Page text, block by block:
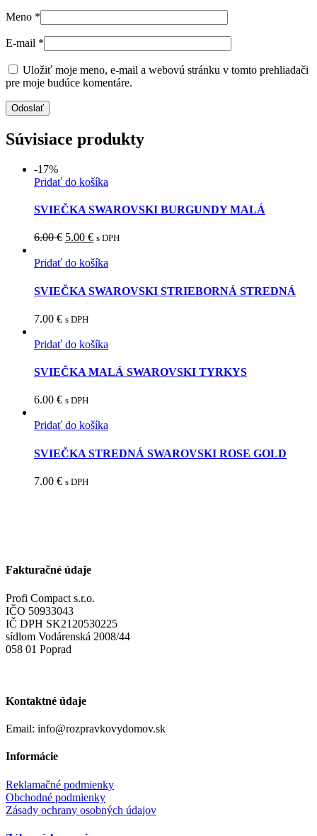
Meno *
E-mail *
Uložiť moje meno, e-mail a webovú stránku v tomto prehliadači
pre moje budúce komentáre.
Súvisiace produkty
-17%
Pridať do košíka
SVIEČKA SWAROVSKI BURGUNDY MALÁ
6.00€ 5.00 € s DPH
Pridať do košíka
SVIEČKA SWAROVSKI STRIEBORNÁ STREDNÁ
7.00 € s DPH
Pridať do košíka
SVIEČKA MALÁ SWAROVSKI TYRKYS
6.00 € s DPH
Pridať do košíka
SVIEČKA STREDNÁ SWAROVSKI ROSE GOLD
7.00 € s DPH
Fakturačné údaje
Profi Compact s.r.o.
IČO 50933043
IČ DPH SK2120530225
sídlom Vodárenská 2008/44
058 01 Poprad
Kontaktné údaje
Email: info@rozpravkovydomov.sk
Informácie
Reklamačné podmienky
Obchodné podmienky
Zásady ochrany osobných údajov